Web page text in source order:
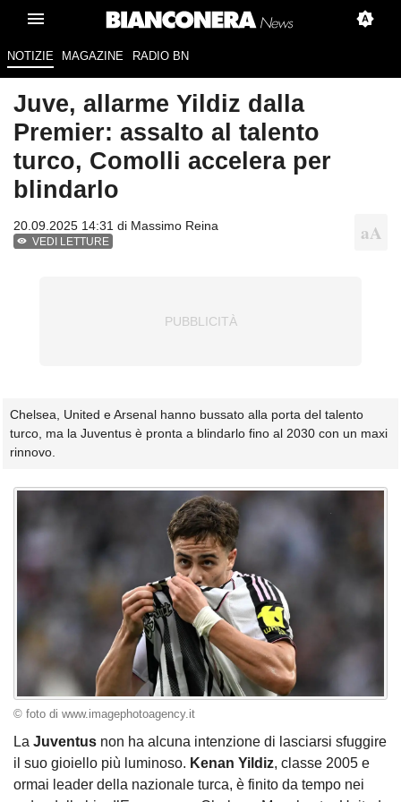
NOTIZIE MAGAZINE RADIO BN
Juve, allarme Yildiz dalla
Premier: assalto al talento
turco, Comolli accelera per
blindarlo
20.09.2025 14:31 di Massimo Reina
VEDI LETTURE
Chelsea, United e Arsenal hanno bussato alla porta del talento
turco, ma la Juventus è pronta a blindarlo fino al 2030 con un maxi
rinnovo.
© foto di www.imagephotoagency.it
La Juventus non ha alcuna intenzione di lasciarsi sfuggire
il suo gioiello più luminoso. Kenan Yildiz, classe 2005 e
ormai leader della nazionale turca, è finito da tempo nei